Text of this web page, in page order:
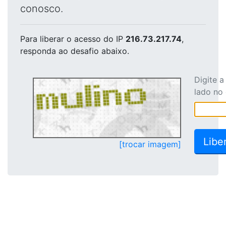
conosco.
Para liberar o acesso do IP 216.73.217.74,
responda ao desafio abaixo.
[trocar imagem]
Digite
lado no